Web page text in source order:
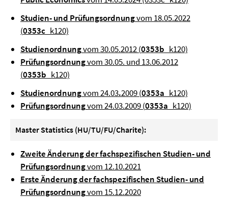
Studien- und Prüfungsordnungvom 18.05.2022
(0353c _k120)
Studienordnungvom 30.05.2012 (0353b _k120)
Prüfungsordnungvom 30.05. und 13.06.2012
(0353b _k120)
Studienordnungvom 24.03.2009 (0353a _k120)
Prüfungsordnungvom 24.03.2009 (0353a _k120)
Master Statistics (HU/TU/FU/Charite):
Zweite Änderung der fachspezifischen Studien- und
Prüfungsordnungvom 12.10.2021
Erste Änderung der fachspezifischen Studien- und
Prüfungsordnungvom 15.12.2020